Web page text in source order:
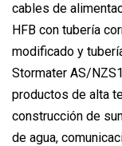
cables de
HFB con tubería
modificado y
Stormater AS/
productos de alta
construcción de
de agua,